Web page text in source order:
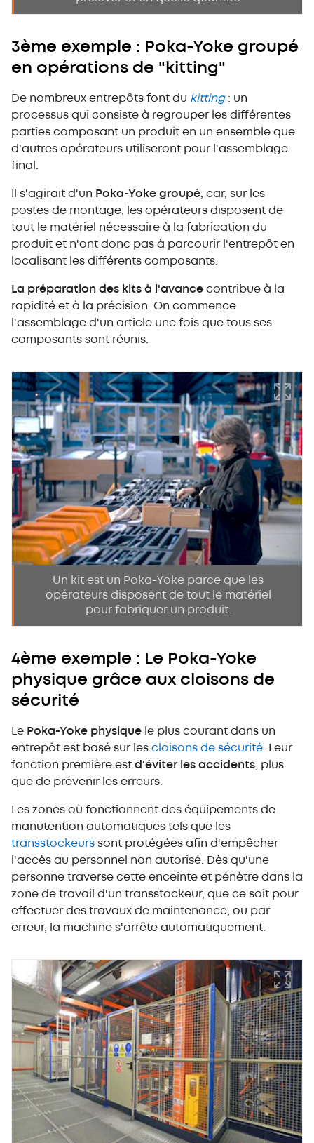
3ème exemple : Poka-Yoke groupé
en opérations de "kitting"
De nombreux entrepôts font du kitting: un
processus qui consiste à regrouper les différentes
parties composant un produit en un ensemble que
d'autres opérateurs utiliseront pour l'assemblage
final.
Il s'agirait d'un Poka-Yoke groupé , car, sur les
postes de montage, les opérateurs disposent de
tout le matériel nécessaire à la fabrication du
produit et n'ont donc pas à parcourir l'entrepôt en
localisant les différents composants.
La préparation des kits à l'avance contribue à la
rapidité et à la précision. On commence
l'assemblage d'un article une fois que tous ses
composants sont réunis.
Un kit est un Poka-Yoke parce que les
opérateurs disposent de tout le matériel
pour fabriquer un produit.
4ème exemple : Le Poka-Yoke
physique grâce aux cloisons de
sécurité
Le Poka-Yoke physique le plus courant dans un
entrepôt est basé sur les cloisons de sécurité. Leur
fonction première est d'éviter les accidents, plus
que de prévenir les erreurs.
Les zones où fonctionnent des équipements de
manutention automatiques tels que les
transstockeurs sont protégées afin d'empêcher
l'accès au personnel non autorisé. Dès qu'une
personne traverse cette enceinte et pénètre dans la
zone de travail d'un transstockeur, que ce soit pour
effectuer des travaux de maintenance, ou par
erreur, la machine s'arrête automatiquement.